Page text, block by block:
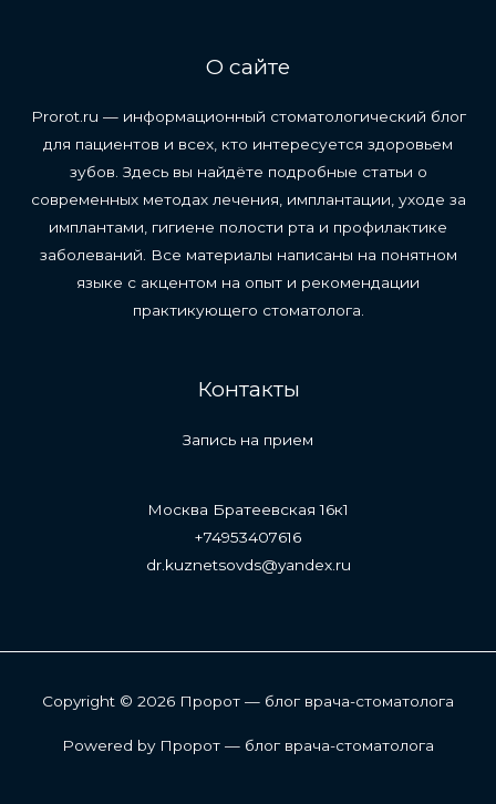
О сайте
Prorot.ru — информационный стоматологический блог
для пациентов и всех, кто интересуется здоровьем
зубов. Здесь вы найдёте подробные статьи о
современных методах лечения, имплантации, уходе за
имплантами, гигиене полости рта и профилактике
заболеваний. Все материалы написаны на понятном
языке с акцентом на опыт и рекомендации
практикующего стоматолога.
Контакты
Запись на прием
Москва Братеевская 16к1
+74953407616
dr.kuznetsovds@yandex.ru
Copyright © 2026 Пророт — блог врача-стоматолога
Powered by Пророт — блог врача-стоматолога